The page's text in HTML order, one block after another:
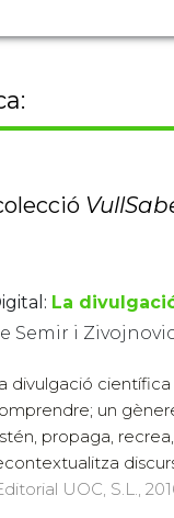
La
Semir i
divulgació
un
propaga,
UOC, S.L.,